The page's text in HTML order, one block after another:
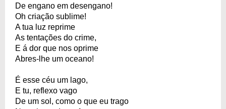
De engano em desengano!
Oh criação sublime!
A tua luz reprime
As tentações do crime,
E á dor que nos oprime
Abres-lhe um oceano!
É esse céu um lago,
E tu, reflexo vago
De um sol, como o que eu trago